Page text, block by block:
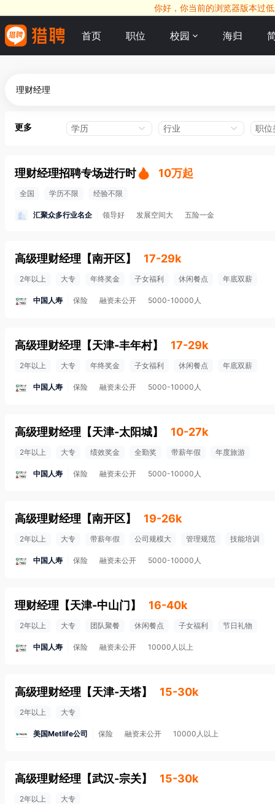
你好，你当前的浏览器版本过
首页 职位 校园 海归
更多 学历 行业 职位
理财经理招聘专场进行时 10万起
全国 学历不限 经验不限
汇聚众多行业名企 领导好 发展空间大 五险一金
高级理财经理 【南开区】 17-29k
2年以上 大专 年终奖金 子女福利 休闲餐点 年底双薪
中国人寿 保险 融资未公开 5000-10000人
高级理财经理 【天津-丰年村】 17-29k
2年以上 大专 年终奖金 子女福利 休闲餐点 年底双薪
中国人寿 保险 融资未公开 5000-10000人
高级理财经理 【天津-太阳城】 10-27k
2年以上 大专 绩效奖金 全勤奖 带薪年假 年度旅游
中国人寿 保险 融资未公开 5000-10000人
高级理财经理 【南开区】 19-26k
2年以上 大专 带薪年假 公司规模大 管理规范 技能培训
中国人寿 保险 融资未公开 5000-10000人
理财经理 【天津-中山门 】 16-40k
2年以上 大专 团队聚餐 休闲餐点 子女福利 节日礼物
中国人寿 保险 融资未公开 10000人以上
高级理财经理 【天津-天塔】 15-30k
2年以上 大专
美国Metlife公司 保险 融资未公开 10000人以上
高级理财经理 【武汉-宗关】 15-30k
2年以上 大专